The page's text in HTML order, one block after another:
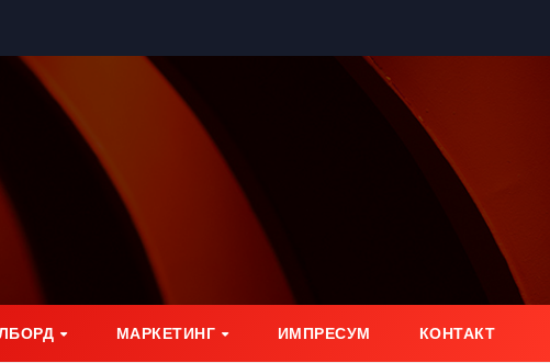
МАРКЕТИНГ ИМПРЕСУМ КОНТАКТ